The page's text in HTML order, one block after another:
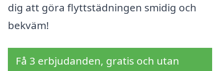
dig att göra flyttstädningen smidig och
bekväm!
Få 3 erbjudanden, gratis och utan